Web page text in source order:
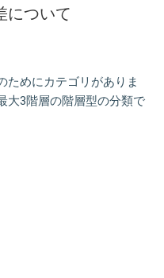
について
ためにカテゴリがありま
大3階層の階層型の分類で